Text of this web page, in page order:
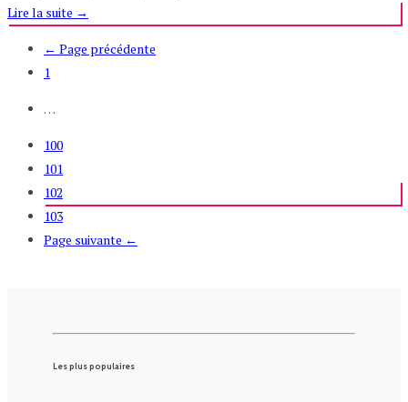
Lire la suite →
← Page précédente
1
…
100
101
102
103
Page suivante ←
Les plus populaires